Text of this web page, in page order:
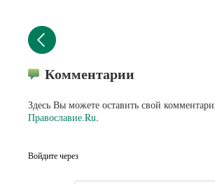
Комментарии
Здесь Вы можете оставить свой
Православие.Ru.
Войдите через